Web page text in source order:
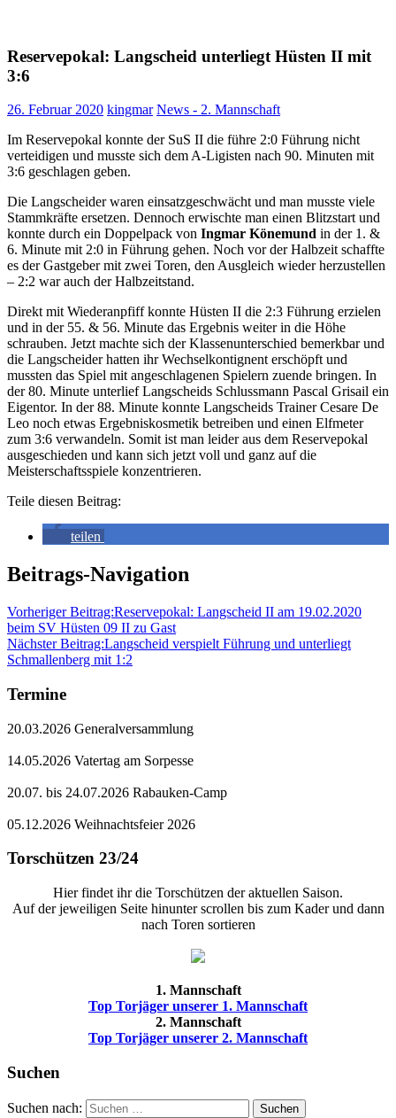
Reservepokal: Langscheid unterliegt Hüsten II mit
3:6
26. Februar 2020 kingmar News - 2. Mannschaft
Im Reservepokal konnte der SuS II die führe 2:0 Führung nicht
verteidigen und musste sich dem A-Ligisten nach 90. Minuten mit
3:6 geschlagen geben.
Die Langscheider waren einsatzgeschwächt und man musste viele
Stammkräfte ersetzen. Dennoch erwischte man einen Blitzstart und
konnte durch ein Doppelpack von Ingmar Könemund in der 1. &
6. Minute mit 2:0 in Führung gehen. Noch vor der Halbzeit schaffte
es der Gastgeber mit zwei Toren, den Ausgleich wieder herzustellen
– 2:2 war auch der Halbzeitstand.
Direkt mit Wiederanpfiff konnte Hüsten II die 2:3 Führung erzielen
und in der 55. & 56. Minute das Ergebnis weiter in die Höhe
schrauben. Jetzt machte sich der Klassenunterschied bemerkbar und
die Langscheider hatten ihr Wechselkontignent erschöpft und
mussten das Spiel mit angeschlagenen Spielern zuende bringen. In
der 80. Minute unterlief Langscheids Schlussmann Pascal Grisail ein
Eigentor. In der 88. Minute konnte Langscheids Trainer Cesare De
Leo noch etwas Ergebniskosmetik betreiben und einen Elfmeter
zum 3:6 verwandeln. Somit ist man leider aus dem Reservepokal
ausgeschieden und kann sich jetzt voll und ganz auf die
Meisterschaftsspiele konzentrieren.
Teile diesen Beitrag:
teilen
Beitrags-Navigation
Vorheriger Beitrag:Reservepokal: Langscheid II am 19.02.2020
beim SV Hüsten 09 II zu Gast
Nächster Beitrag:Langscheid verspielt Führung und unterliegt
Schmallenberg mit 1:2
Termine
20.03.2026 Generalversammlung
14.05.2026 Vatertag am Sorpesse
20.07. bis 24.07.2026 Rabauken-Camp
05.12.2026 Weihnachtsfeier 2026
Torschützen 23/24
Hier findet ihr die Torschützen der aktuellen Saison.
Auf der jeweiligen Seite hinunter scrollen bis zum Kader und dann
nach Toren sortieren
1. Mannschaft
Top Torjäger unserer 1. Mannschaft
2. Mannschaft
Top Torjäger unserer 2. Mannschaft
Suchen
Suchen nach: Suchen